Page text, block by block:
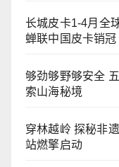
长城皮卡1-4月全
蝉联中国皮卡销冠
够劲够野够安全
索山海秘境
穿林越岭 探秘非
站燃擎启动